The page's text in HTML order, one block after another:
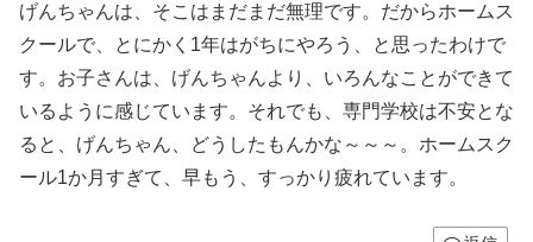
げんちゃんは、そこはまだまだ無理です。だからホームス
クールで、とにかく1年はがちにやろう、と思ったわけで
す。お子さんは、げんちゃんより、いろんなことができて
いるように感じています。それでも、専門学校は不安とな
ると、げんちゃん、どうしたもんかな～～～。ホームスク
ール1か月すぎて、早もう、すっかり疲れています。